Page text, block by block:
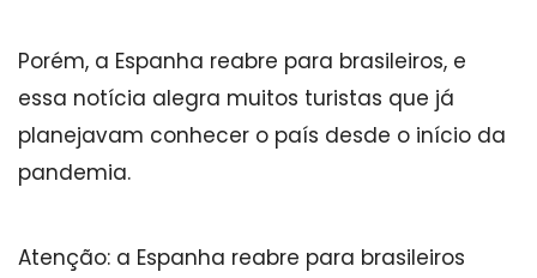
Porém, a Espanha reabre para brasileiros, e
essa notícia alegra muitos turistas que já
planejavam conhecer o país desde o início da
pandemia.
Atenção: a Espanha reabre para brasileiros